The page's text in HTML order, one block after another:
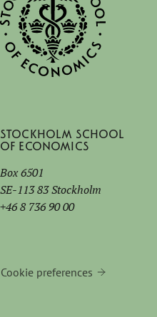
Stockholm School
of Economics
Box 6501
SE-113 83 Stockholm
+46 8 736 90 00
Cookie preferences